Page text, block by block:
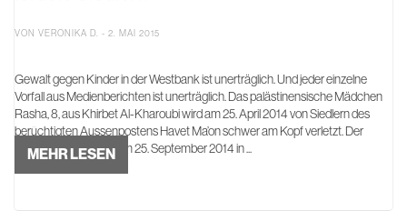
VON VERONIKA D. - 2. MAI 2015
Gewalt gegen Kinder in der Westbank ist unerträglich. Und jeder einzelne
Vorfall aus Medienberichten ist unerträglich. Das palästinensische Mädchen
Rasha, 8, aus Khirbet Al-Kharoubi wird am 25. April 2014 von Siedlern des
berüchtigten Aussenpostens Havet Ma’on schwer am Kopf verletzt. Der
10jährige Adam wird am 25. September 2014 in ...
MEHR LESEN